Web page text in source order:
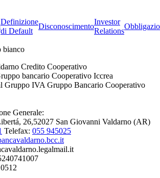
Definizione
di Default
Disconoscimento
Investor
Relations
Credito Cooperativo
bancario Cooperativo Iccrea
Gruppo IVA Gruppo Bancario Cooperativo
Generale:
26,52027 San Giovanni Valdarno (AR)
Telefax: 055 945025